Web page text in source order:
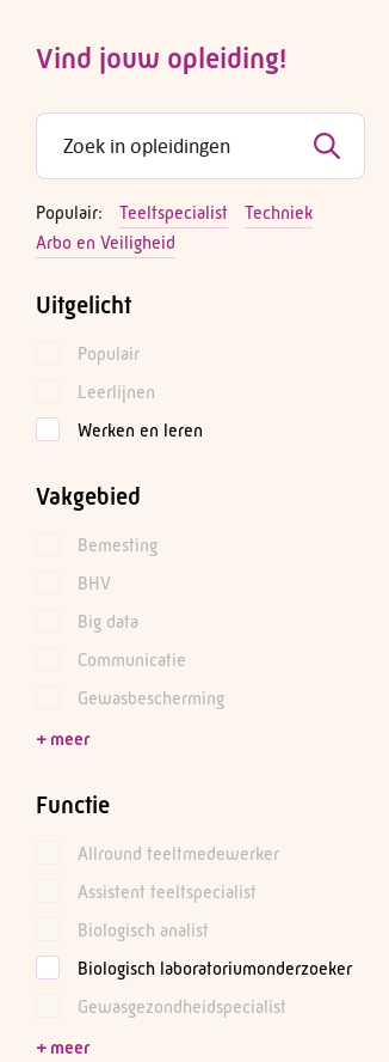
Vind jouw opleiding!
Populair: Teeltspecialist
Techniek
Arbo en Veiligheid
Uitgelicht
Populair
Leerlijnen
Werken en leren
Vakgebied
Bemesting
BHV
Big data
Communicatie
Gewasbescherming
Functie
Allround teeltmedewerker
Assistent teeltspecialist
Biologisch analist
Biologisch laboratoriumonderzoeker
Gewasgezondheidspecialist